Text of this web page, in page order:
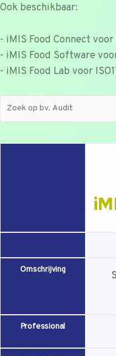
Ook beschikbaar:
- iMIS Food Connect
- iMIS Food Software
- iMIS Food Lab voor
Omschrijving
Professional